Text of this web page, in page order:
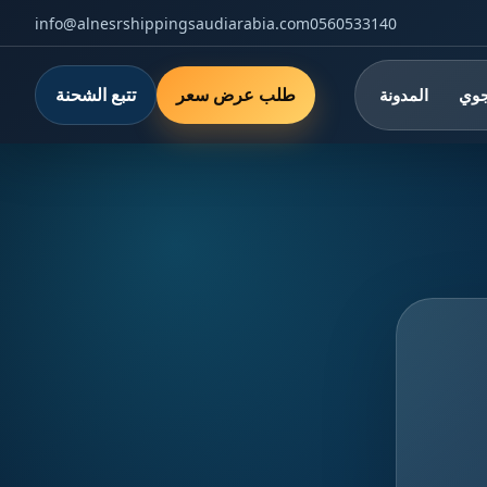
0560533140
info@alnesrshippingsaudiarabia.com
المدونة طلب عرض سعر تتبع الشحنة